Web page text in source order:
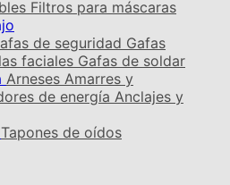
Filtros para máscaras
de seguridad Gafas
faciales Gafas de soldar
Arneses Amarres y
de energía Anclajes y
Tapones de oídos